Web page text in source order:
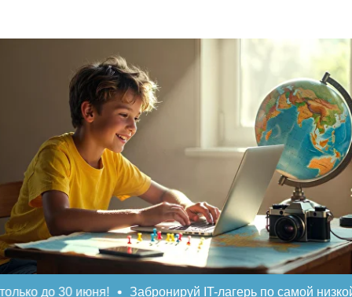
30 июня! Забронируй IT-лагерь по самой низкой цене